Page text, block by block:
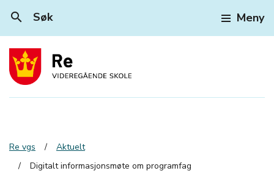
search Søk Meny
Re vgs
Aktuelt
Digitalt informasjonsmøte om programfag